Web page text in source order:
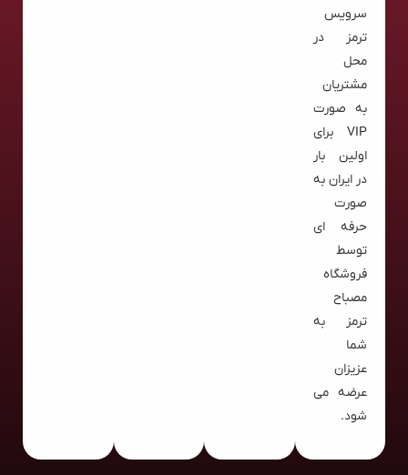
سرویس
ترمز در
محل
مشتریان
به صورت
VIP برای
اولین بار
در ایران به
صورت
حرفه ای
توسط
فروشگاه
مصباح
ترمز به
شما
عزیزان
عرضه می
شود.